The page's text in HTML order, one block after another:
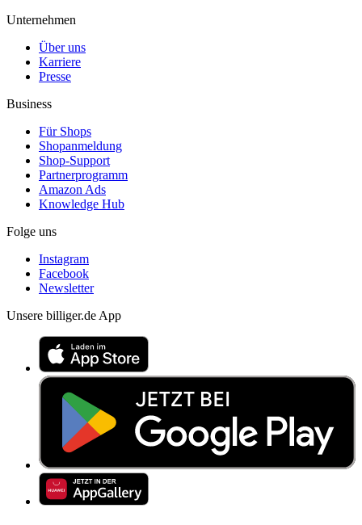
Unternehmen
Über uns
Karriere
Presse
Business
Für Shops
Shopanmeldung
Shop-Support
Partnerprogramm
Amazon Ads
Knowledge Hub
Folge uns
Instagram
Facebook
Newsletter
Unsere billiger.de App